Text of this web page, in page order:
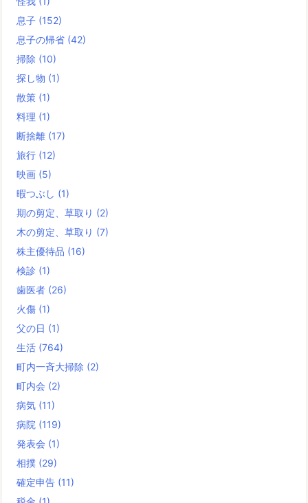
息子 (152)
息子の帰省 (42)
掃除 (10)
探し物 (1)
散策 (1)
料理 (1)
断捨離 (17)
旅行 (12)
映画 (5)
暇つぶし (1)
期の剪定、草取り (2)
木の剪定、草取り (7)
株主優待品 (16)
検診 (1)
歯医者 (26)
火傷 (1)
父の日 (1)
生活 (764)
町内一斉大掃除 (2)
町内会 (2)
病気 (11)
病院 (119)
発表会 (1)
相撲 (29)
確定申告 (11)